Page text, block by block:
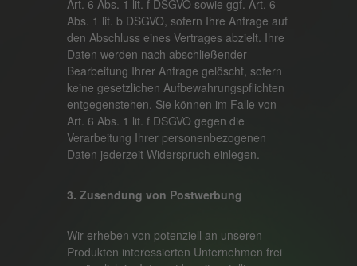
Art. 6 Abs. 1 lit. f DSGVO sowie ggf. Art. 6
Abs. 1 lit. b DSGVO, sofern Ihre Anfrage auf
den Abschluss eines Vertrages abzielt. Ihre
Daten werden nach abschließender
Bearbeitung Ihrer Anfrage gelöscht, sofern
keine gesetzlichen Aufbewahrungspflichten
entgegenstehen. Sie können im Falle von
Art. 6 Abs. 1 lit. f DSGVO gegen die
Verarbeitung Ihrer personenbezogenen
Daten jederzeit Widerspruch einlegen.
3. Zusendung von Postwerbung
Wir erheben von potenziell an unseren
Produkten interessierten Unternehmen frei